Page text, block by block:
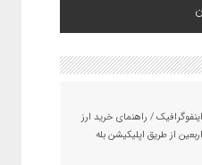
اینفوگرافیک / راهنمای خرید ارز
اربعین از طریق اپلیکیشن بله